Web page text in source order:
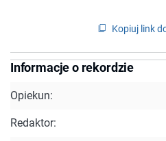
Kopiuj link
Informacje o rekordzie
Opiekun:
Redaktor: